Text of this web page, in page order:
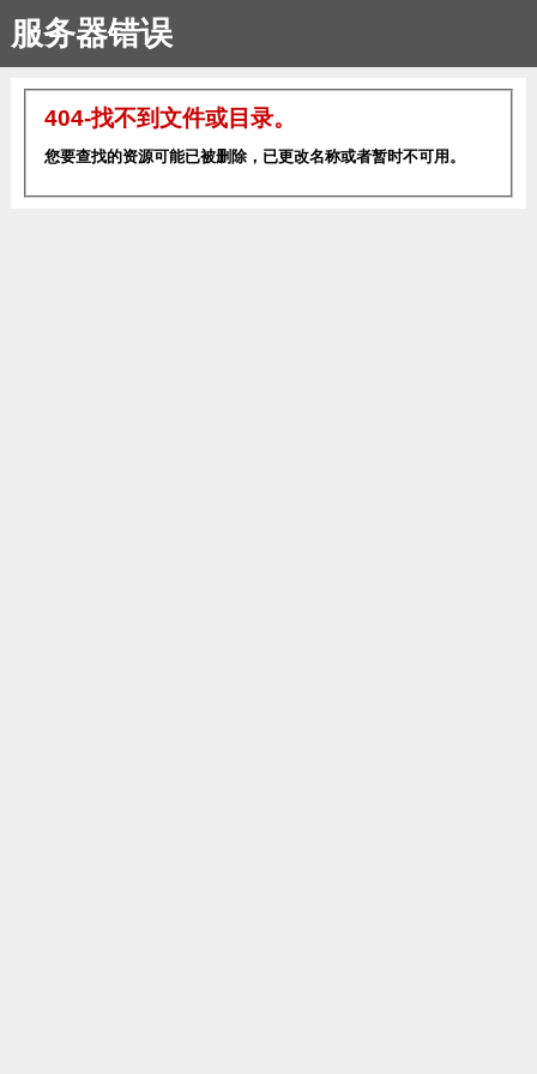
服务器错误
404-找不到文件或目录。
您要查找的资源可能已被删除，已更改名称或者暂时不可用。